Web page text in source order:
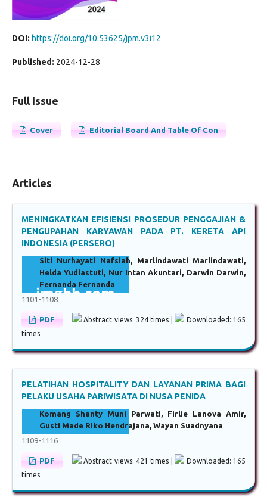
DOI: https://doi.org/10.53625/jpm.v3i12
Published: 2024-12-28
Full Issue
Cover Editorial Board And Table Of Con
Articles
MENINGKATKAN EFISIENSI PROSEDUR PENGGAJIAN &
PENGUPAHAN KARYAWAN PADA PT. KERETA API
INDONESIA (PERSERO)
Siti Nurhayati Nafsiah, Marlindawati Marlindawati,
Helda Yudiastuti, Nur Intan Akuntari, Darwin Darwin,
Fernanda Fernanda
1101-1108
PDF Abstract views: 324 times |
Downloaded: 165
times
PELATIHAN HOSPITALITY DAN LAYANAN PRIMA BAGI
PELAKU USAHA PARIWISATA DI NUSA PENIDA
Komang Shanty Muni Parwati, Firlie Lanova Amir,
Gusti Made Riko Hendrajana, Wayan Suadnyana
1109-1116
PDF Abstract views: 421 times |
Downloaded: 165
times